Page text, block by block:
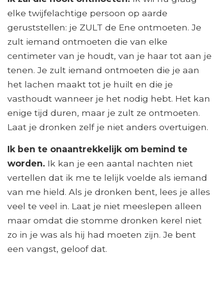
elke twijfelachtige persoon op aarde
geruststellen: je ZULT de Ene ontmoeten. Je
zult iemand ontmoeten die van elke
centimeter van je houdt, van je haar tot aan je
tenen. Je zult iemand ontmoeten die je aan
het lachen maakt tot je huilt en die je
vasthoudt wanneer je het nodig hebt. Het kan
enige tijd duren, maar je zult ze ontmoeten.
Laat je dronken zelf je niet anders overtuigen.
Ik ben te onaantrekkelijk om bemind te
worden. Ik kan je een aantal nachten niet
vertellen dat ik me te lelijk voelde als iemand
van me hield. Als je dronken bent, lees je alles
veel te veel in. Laat je niet meeslepen alleen
maar omdat die stomme dronken kerel niet
zo in je was als hij had moeten zijn. Je bent
een vangst, geloof dat.